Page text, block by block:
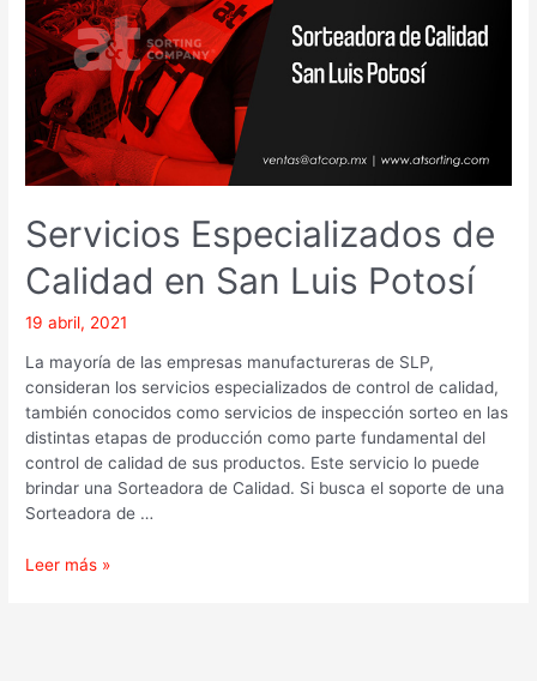
Servicios Especializados de
Calidad en San Luis Potosí
19 abril, 2021
La mayoría de las empresas manufactureras de SLP,
consideran los servicios especializados de control de calidad,
también conocidos como servicios de inspección sorteo en las
distintas etapas de producción como parte fundamental del
control de calidad de sus productos. Este servicio lo puede
brindar una Sorteadora de Calidad. Si busca el soporte de una
Sorteadora de …
en
San
Luis
Potosí
Leer más »